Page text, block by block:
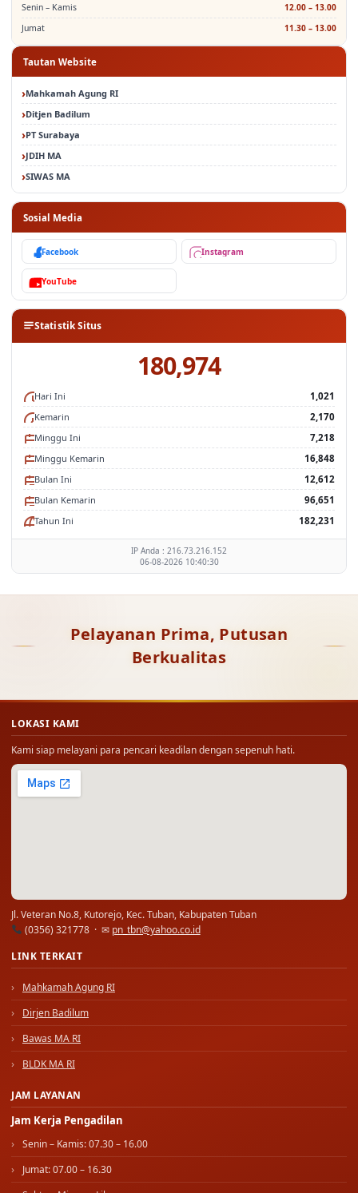
Jam Istirahat
Senin – Kamis
12.00 – 13.00
Jumat
11.30 – 13.00
Tautan Website
Mahkamah Agung RI
Ditjen Badilum
PT Surabaya
JDIH MA
SIWAS MA
Sosial Media
Facebook
YouTube
Statistik Situs
180,974
Hari Ini
1,021
Kemarin
2,170
Minggu Ini
7,218
Minggu Kemarin
16,848
Bulan Ini
12,612
Bulan Kemarin
96,651
Tahun Ini
182,231
Pelayanan Prima, Putusan
Kami siap melayani para pencari keadilan dengan sepenuh hati.
Jl. Veteran No.8, Kutorejo, Kec. Tuban, Kabupaten Tuban
Mahkamah Agung RI
JAM LAYANAN
Jam Kerja Pengadilan
Jumat: 07.00 – 16.30